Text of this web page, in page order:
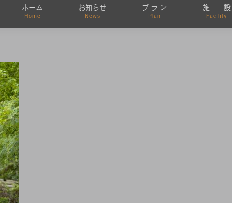
ホーム
Home
お知らせ
News
プ ラ ン
Plan
施 設
Facility